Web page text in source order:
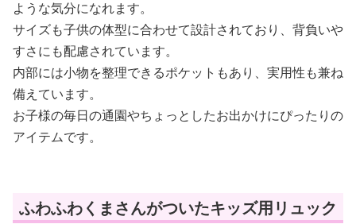
ような気分になれます。
サイズも子供の体型に合わせて設計されており、背負いや
すさにも配慮されています。
内部には小物を整理できるポケットもあり、実用性も兼ね
備えています。
お子様の毎日の通園やちょっとしたお出かけにぴったりの
アイテムです。
ふわふわくまさんがついたキッズ用リュック